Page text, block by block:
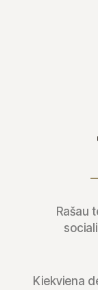
Rašau
Kiekviena